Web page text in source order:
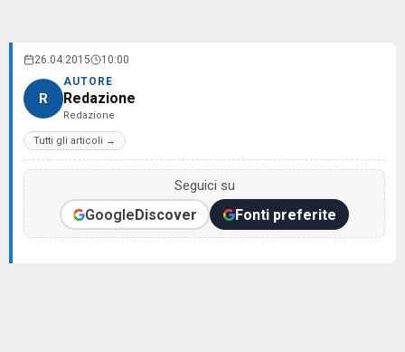
26.04.2015 10:00
R
AUTORE
Redazione
Redazione
Tutti gli articoli →
Seguici su
GoogleDiscover Fonti preferite